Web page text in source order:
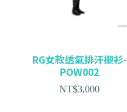
RG女款透氣排汗襯衫-
POW002
NT$3,000